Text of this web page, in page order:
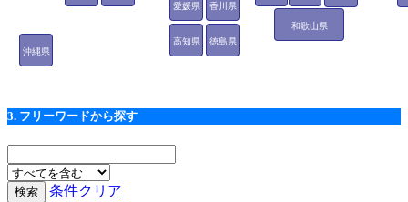
和歌山県
徳島県
香川県
愛媛県
高知県
沖縄県
3. フリーワードから探す
条件クリア